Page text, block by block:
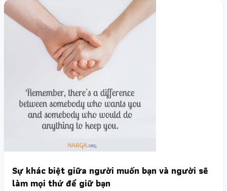
Sự khác biệt giữa người muốn bạn và người sẽ
làm mọi thứ để giữ bạn